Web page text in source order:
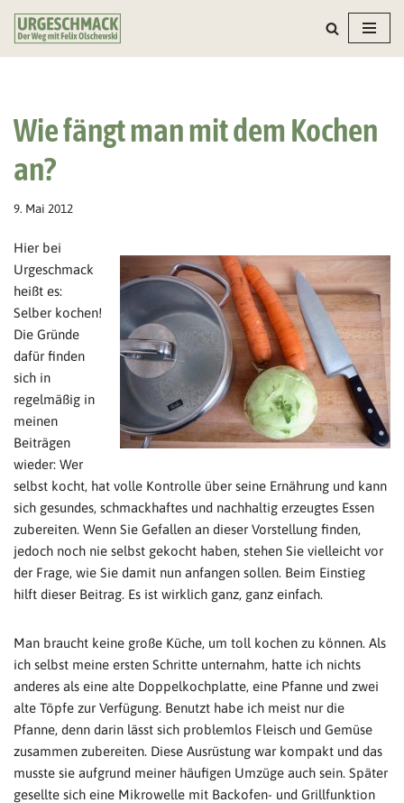
Zum
Wie fängt man mit dem Kochen
an?
9. Mai 2012
Hier bei
Urgeschmack
heißt es:
Selber kochen!
Die Gründe
dafür finden
sich in
regelmäßig in
meinen
Beiträgen
wieder: Wer
selbst kocht, hat volle Kontrolle über seine Ernährung und kann
sich gesundes, schmackhaftes und nachhaltig erzeugtes Essen
zubereiten. Wenn Sie Gefallen an dieser Vorstellung finden,
jedoch noch nie selbst gekocht haben, stehen Sie vielleicht vor
der Frage, wie Sie damit nun anfangen sollen. Beim Einstieg
hilft dieser Beitrag. Es ist wirklich ganz, ganz einfach.
Man braucht keine große Küche, um toll kochen zu können. Als
ich selbst meine ersten Schritte unternahm, hatte ich nichts
anderes als eine alte Doppelkochplatte, eine Pfanne und zwei
alte Töpfe zur Verfügung. Benutzt habe ich meist nur die
Pfanne, denn darin lässt sich problemlos Fleisch und Gemüse
zusammen zubereiten. Diese Ausrüstung war kompakt und das
musste sie aufgrund meiner häufigen Umzüge auch sein. Später
gesellte sich eine Mikrowelle mit Backofen- und Grillfunktion